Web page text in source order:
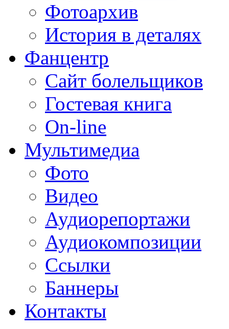
Фотоархив
История в деталях
Фанцентр
Сайт болельщиков
Гостевая книга
On-line
Мультимедиа
Фото
Видео
Аудиорепортажи
Аудиокомпозиции
Ссылки
Баннеры
Контакты